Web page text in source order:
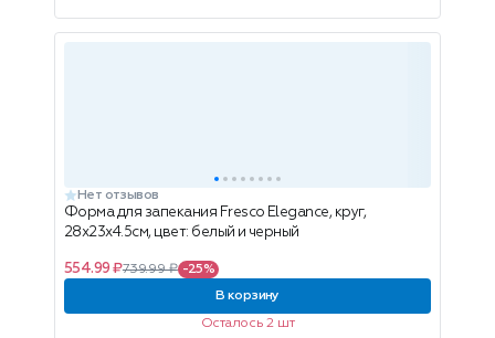
Нет отзывов
Форма для запекания Fresco Elegance, круг,
28x23x4.5см, цвет: белый и черный
554.99 ₽739.99 ₽ -25%
В корзину
Осталось 2 шт